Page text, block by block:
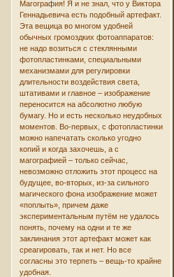
Магография! Я и не знал, что у Виктора
Геннадьевича есть подобный артефакт.
Эта вещица во многом удобней
обычных громоздких фотоаппаратов:
не надо возиться с стеклянными
фотопластинками, специальными
механизмами для регулировки
длительности воздействия света,
штативами и главное – изображение
переносится на абсолютно любую
бумагу. Но и есть несколько неудобных
моментов. Во-первых, с фотопластинки
можно напечатать сколько угодно
копий и когда захочешь, а с
магографией – только сейчас,
невозможно отложить этот процесс на
будущее, во-вторых, из-за сильного
магического фона изображение может
«поплыть», причем даже
экспериментальным путём не удалось
понять, почему на одни и те же
заклинания этот артефакт может как
среагировать, так и нет. Но все
согласны это терпеть – вещь-то крайне
удобная.